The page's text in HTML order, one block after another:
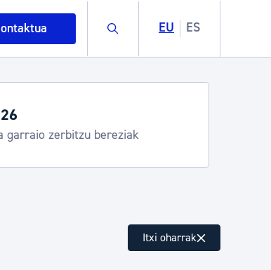
Buscar EU ES
ingurumena
garraio zerbitzu bereziak
Itxi oharrak